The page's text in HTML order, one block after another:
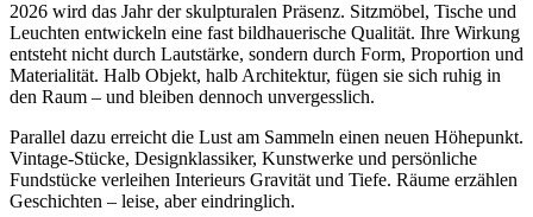
2026 wird das Jahr der skulpturalen Präsenz. Sitzmöbel, Tische und
Leuchten entwickeln eine fast bildhauerische Qualität. Ihre Wirkung
entsteht nicht durch Lautstärke, sondern durch Form, Proportion und
Materialität. Halb Objekt, halb Architektur, fügen sie sich ruhig in
den Raum – und bleiben dennoch unvergesslich.
Parallel dazu erreicht die Lust am Sammeln einen neuen Höhepunkt.
Vintage-Stücke, Designklassiker, Kunstwerke und persönliche
Fundstücke verleihen Interieurs Gravität und Tiefe. Räume erzählen
Geschichten – leise, aber eindringlich.